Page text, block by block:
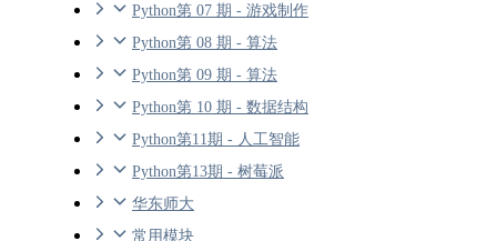
Python第 07 期 - 游戏制作
Python第 08 期 - 算法
Python第 09 期 - 算法
Python第 10 期 - 数据结构
Python第11期 - 人工智能
Python第13期 - 树莓派
华东师大
常用模块